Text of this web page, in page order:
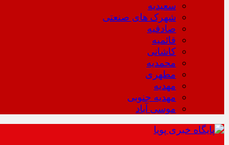
سعیدیه
شهرک های صنعتی
صادقیه
قائمیه
کاشانی
محمدیه
مطهری
مهدیه
مهدیه جنوبی
موسی آباد